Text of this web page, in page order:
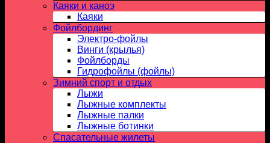
Каяки и каноэ
Каяки
Фойлбординг
Электро-фойлы
Винги (крылья)
Фойлборды
Гидрофойлы (фойлы)
Зимний спорт и отдых
Лыжи
Лыжные комплекты
Лыжные палки
Лыжные ботинки
Спасательные жилеты